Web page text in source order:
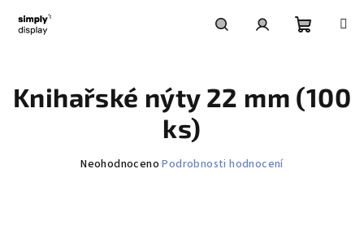
košík
Knihařské nýty 22 mm (100
ks)
Průměrné
Neohodnoceno Podrobnosti hodnocení